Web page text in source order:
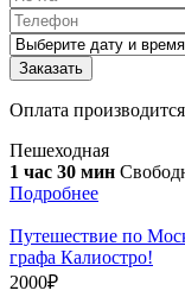
Оплата
Пешеходная
1 час 30 мин
Подробнее
Путешествие по
графа Калиостро!
2000₽